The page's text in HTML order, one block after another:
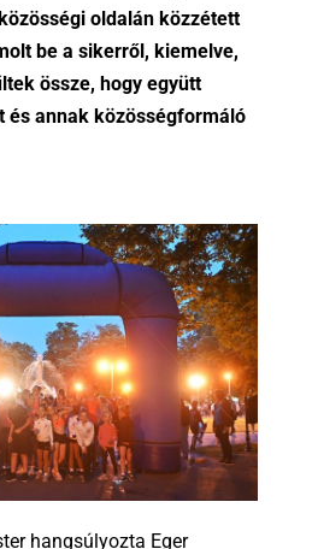
oldalán közzétett
be a sikerről, kiemelve,
össze, hogy együtt
és annak közösségformáló
hangsúlyozta Eger